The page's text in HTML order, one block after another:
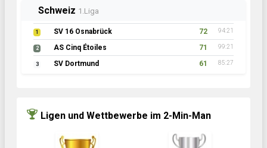
Schweiz 1.Liga
1 SV 16 Osnabrück 72 94:21
2 AS Cinq Étoiles 71 99:21
3 SV Dortmund 61 85:27
Ligen und Wettbewerbe im 2-Min-Man